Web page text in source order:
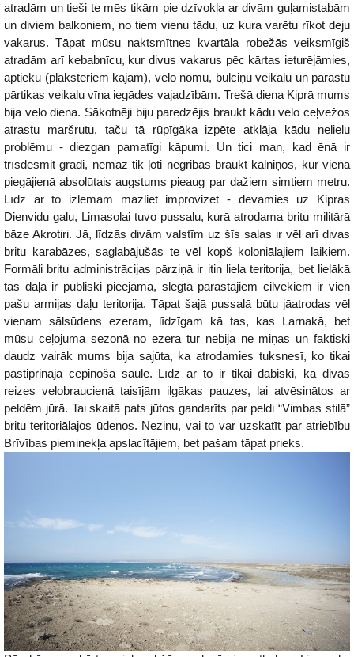
atradām un tieši te mēs tikām pie dzīvokļa ar divām guļamistabām
un diviem balkoniem, no tiem vienu tādu, uz kura varētu rīkot deju
vakarus. Tāpat mūsu naktsmītnes kvartāla robežās veiksmīgiš
atradām arī kebabnīcu, kur divus vakarus pēc kārtas ieturējāmies,
aptieku (plāksteriem kājām), velo nomu, bulciņu veikalu un parastu
pārtikas veikalu vīna iegādes vajadzībām. Trešā diena Kiprā mums
bija velo diena. Sākotnēji biju paredzējis braukt kādu velo ceļvežos
atrastu maršrutu, taču tā rūpīgāka izpēte atklāja kādu nelielu
problēmu - diezgan pamatīgi kāpumi. Un tici man, kad ēnā ir
trīsdesmit grādi, nemaz tik ļoti negribās braukt kalniņos, kur vienā
piegājienā absolūtais augstums pieaug par dažiem simtiem metru.
Līdz ar to izlēmām mazliet improvizēt - devāmies uz Kipras
Dienvidu galu, Limasolai tuvo pussalu, kurā atrodama britu militārā
bāze Akrotiri. Jā, līdzās divām valstīm uz šīs salas ir vēl arī divas
britu karabāzes, saglabājušās te vēl kopš koloniālajiem laikiem.
Formāli britu administrācijas pārziņā ir itin liela teritorija, bet lielākā
tās daļa ir publiski pieejama, slēgta parastajiem cilvēkiem ir vien
pašu armijas daļu teritorija. Tāpat šajā pussalā būtu jāatrodas vēl
vienam sālsūdens ezeram, līdzīgam kā tas, kas Larnakā, bet
mūsu ceļojuma sezonā no ezera tur nebija ne miņas un faktiski
daudz vairāk mums bija sajūta, ka atrodamies tuksnesī, ko tikai
pastiprināja cepinošā saule. Līdz ar to ir tikai dabiski, ka divas
reizes velobraucienā taisījām ilgākas pauzes, lai atvēsinātos ar
peldēm jūrā. Tai skaitā pats jūtos gandarīts par peldi “Vimbas stilā”
britu teritoriālajos ūdeņos. Nezinu, vai to var uzskatīt par atriebību
Brīvības pieminekļa apslacītājiem, bet pašam tāpat prieks.